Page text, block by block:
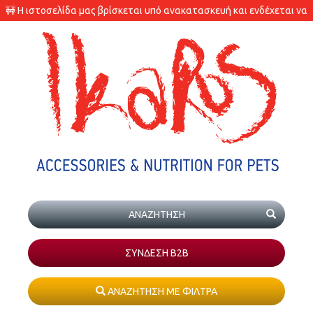
🚧 Η ιστοσελίδα μας βρίσκεται υπό ανακατασκευή και ενδέχεται να
υπάρχουν διαφορές στις διαθεσιμότητες των προϊόντων.
ΣΥΝΔΕΣΗ Β2Β
ΑΝΑΖΗΤΗΣΗ ΜΕ ΦΙΛΤΡΑ